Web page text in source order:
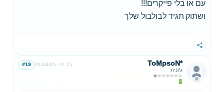
עם או בלי פייקרים!!!
ושתוק תגיד לבולבול שלך
שתף
ToMpsoN*
ג'וניור
01/04/05 11:25
#19